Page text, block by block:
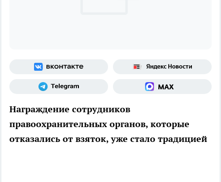
Награждение сотрудников
правоохранительных органов, которые
отказались от взяток, уже стало традицией